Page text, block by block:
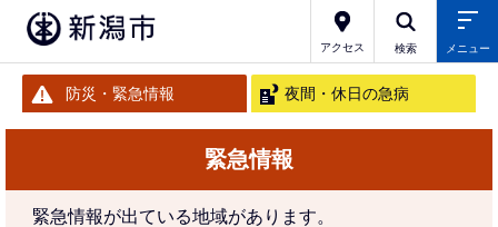
アクセス 検索 メニュー
防災・緊急情報 夜間・休日の急病
緊急情報
緊急情報が出ている地域があります。